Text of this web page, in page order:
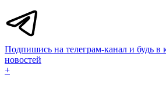
Подпишись на телеграм-канал и будь в
новостей
+